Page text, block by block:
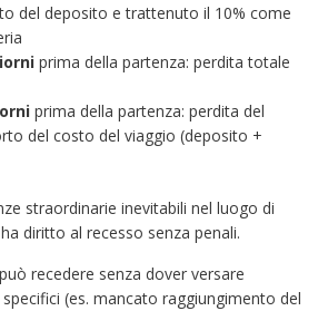
del deposito e trattenuto il 10% come
prima della partenza: perdita totale
prima della partenza: perdita del
del costo del viaggio (deposito +
straordinarie inevitabili nel luogo di
diritto al recesso senza penali.
recedere senza dover versare
(es. mancato raggiungimento del